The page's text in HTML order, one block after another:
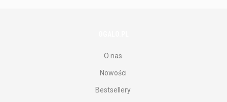
O nas
Nowości
Bestsellery